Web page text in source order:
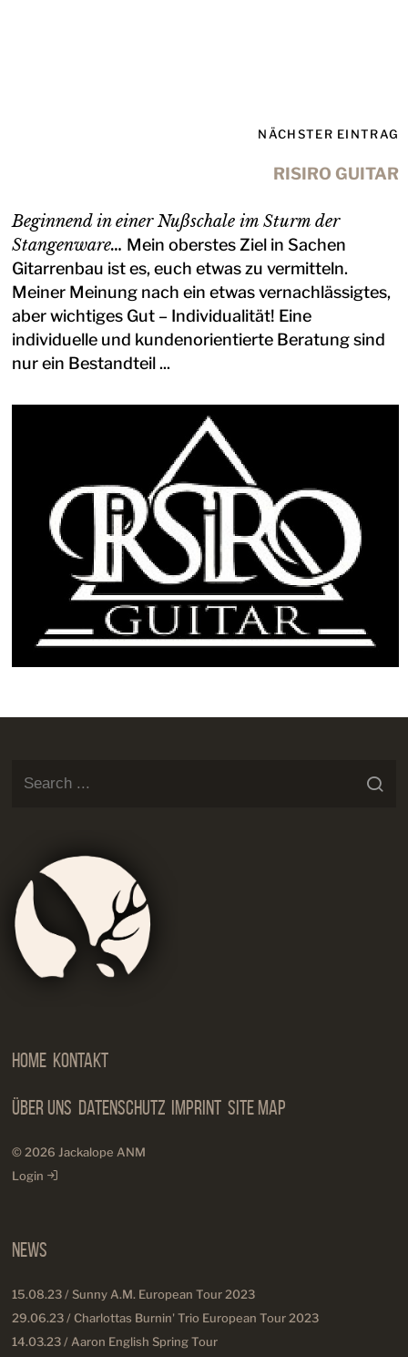
NÄCHSTER EINTRAG
RISIRO GUITAR
Beginnend in einer Nußschale im Sturm der
Stangenware… Mein oberstes Ziel in Sachen
Gitarrenbau ist es, euch etwas zu vermitteln.
Meiner Meinung nach ein etwas vernachlässigtes,
aber wichtiges Gut – Individualität! Eine
individuelle und kundenorientierte Beratung sind
nur ein Bestandteil ...
Home Kontakt
Über Uns Datenschutz Imprint Site Map
© 2026 Jackalope ANM
Login
News
15.08.23 / Sunny A.M. European Tour 2023
29.06.23 / Charlottas Burnin' Trio European Tour 2023
14.03.23 / Aaron English Spring Tour